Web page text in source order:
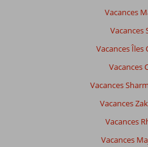
Vacances
Vacances
Vacances Îles
Vacances
Vacances
Vacances
Vacances
Vacances